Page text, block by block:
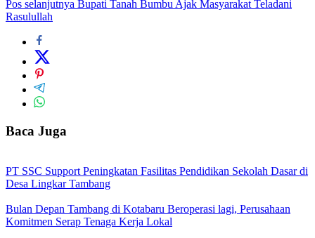
Pos selanjutnya Bupati Tanah Bumbu Ajak Masyarakat Teladani
Rasulullah
Baca Juga
PT SSC Support Peningkatan Fasilitas Pendidikan Sekolah Dasar di
Desa Lingkar Tambang
Bulan Depan Tambang di Kotabaru Beroperasi lagi, Perusahaan
Komitmen Serap Tenaga Kerja Lokal